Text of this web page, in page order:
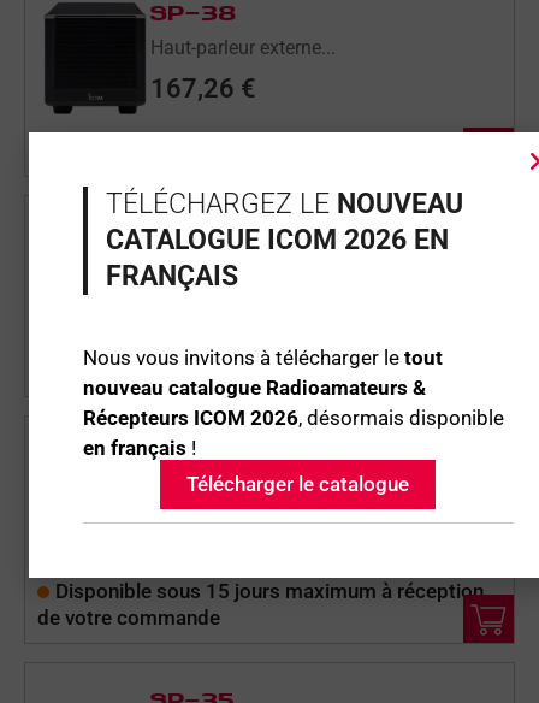
SP-38
Haut-parleur externe...
167,26 €
SP-41
Haut-parleur externe...
Disponible immédiatement
SP-33
Haut-parleur externe...
111,26€
Disponible sous 15 jours maximum à réception
de votre commande
TÉLÉCHARGEZ LE NOUVEAU
CATALOGUE ICOM 2026 EN
FRANÇAIS
Nous vous invitons à télécharger letout
nouveau catalogue Radioamateurs &
Récepteurs ICOM 2026, désormais disponible
en français !
Télécharger le catalogue